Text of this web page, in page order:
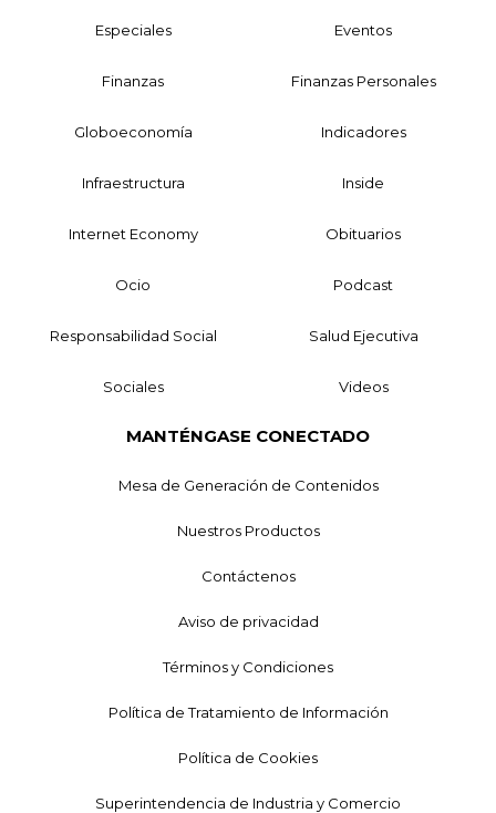
Especiales Eventos
Finanzas Finanzas Personales
Globoeconomía Indicadores
Infraestructura Inside
Internet Economy Obituarios
Ocio Podcast
Responsabilidad Social Salud Ejecutiva
Sociales Videos
MANTÉNGASE CONECTADO
Mesa de Generación de Contenidos
Nuestros Productos
Contáctenos
Aviso de privacidad
Términos y Condiciones
Política de Tratamiento de Información
Política de Cookies
Superintendencia de Industria y Comercio